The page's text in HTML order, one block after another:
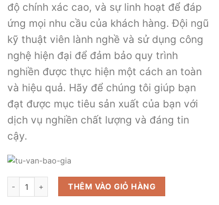
độ chính xác cao, và sự linh hoạt để đáp
ứng mọi nhu cầu của khách hàng. Đội ngũ
kỹ thuật viên lành nghề và sử dụng công
nghệ hiện đại để đảm bảo quy trình
nghiền được thực hiện một cách an toàn
và hiệu quả. Hãy để chúng tôi giúp bạn
đạt được mục tiêu sản xuất của bạn với
dịch vụ nghiền chất lượng và đáng tin
cậy.
Dịch vụ nghiền thuê , nghiền bột siêu mịn số lượng
THÊM VÀO GIỎ HÀNG